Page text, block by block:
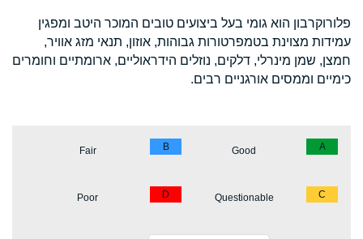
פלורוקרבון הוא גומי בעל ביצועים טובים המוכר היטב ומפגין
עמידות מצוינת בטמפרטורות גבוהות, אוזון, תנאי מזג אוויר,
חמצן, שמן מינרלי, דלקים, נוזלים הידראוליים, ארומתיים וחומרים
כימיים וממסים אורגניים רבים.
A
Good
B
Fair
C
Questionable
D
Poor